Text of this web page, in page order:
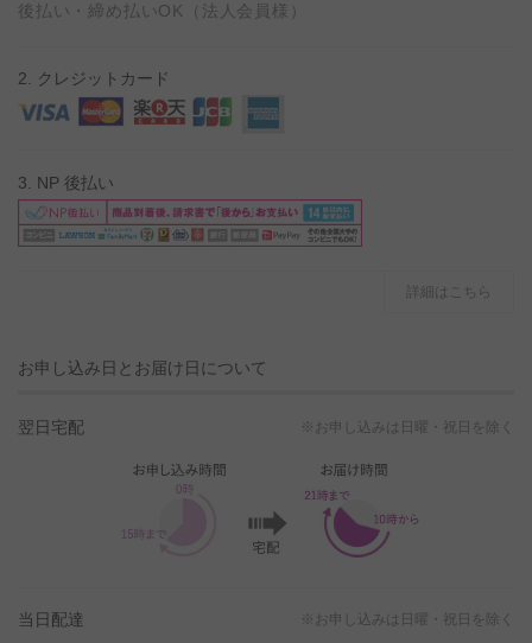
後払い・締め払いOK（法人会員様）
2. クレジットカード
3. NP 後払い
詳細はこちら
お申し込み日とお届け日について
翌日宅配 ※お申し込みは日曜・祝日を除く
当日配達 ※お申し込みは日曜・祝日を除く